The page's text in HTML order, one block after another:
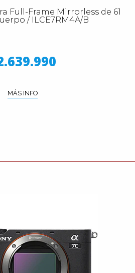
Full-Frame Mirrorless de 61
/ ILCE7RM4A/B
MÁS INFO